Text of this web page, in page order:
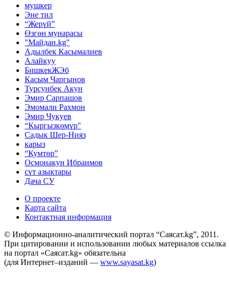
мушкер
Эне тил
“Жерүй”
Өзгөн мунарасы
"Майдан.kg"
Адылбек Касымалиев
Алайкуу
БишкекЖЭб
Касым Чаргынов
Турсунбек Акун
Эмир Сарпашов
Эмомали Рахмон
Эмир Чукуев
“Кыргызкөмүр"
Садык Шер-Нияз
карыз
“Кумтөр”
Осмонакун Ибраимов
сүт азыктары
Дача СУ
О проекте
Карта сайта
Контактная информация
© Информационно-аналитический портал “Саясат.kg”, 2011.
При цитировании и использовании любых материалов ссылка
на портал «Саясат.kg» обязательна
(для Интернет–изданий — www.sayasat.kg)